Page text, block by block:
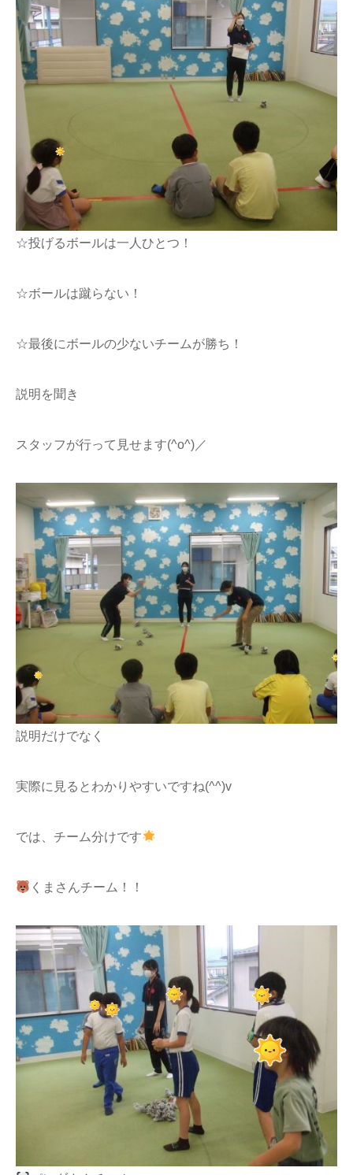
☆投げるボールは一人ひとつ！
☆ボールは蹴らない！
☆最後にボールの少ないチームが勝ち！
説明を聞き
スタッフが行って見せます(^o^)／
説明だけでなく
実際に見るとわかりやすいですね(^^)v
では、チーム分けです
くまさんチーム！！